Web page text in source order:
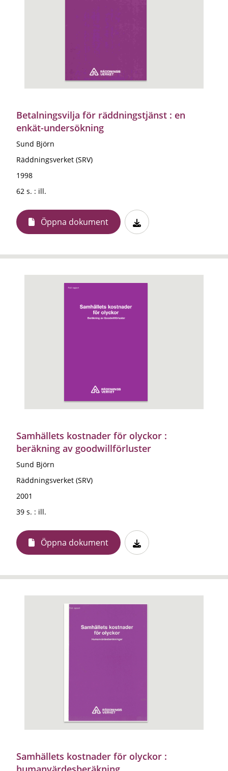
Betalningsvilja för räddningstjänst : en
enkät-undersökning
Sund Björn
Räddningsverket (SRV)
1998
62 s. : ill.
Öppna dokument
Samhällets kostnader för olyckor :
beräkning av goodwillförluster
Sund Björn
Räddningsverket (SRV)
2001
39 s. : ill.
Öppna dokument
Samhällets kostnader för olyckor :